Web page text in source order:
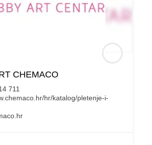
CHEMACO
711
hr/katalog/pletenje-i-